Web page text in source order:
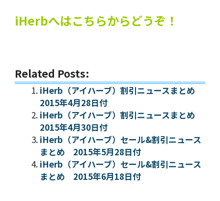
iHerbへはこちらからどうぞ！
Related Posts:
iHerb（アイハーブ）割引ニュースまとめ
2015年4月28日付
iHerb（アイハーブ）割引ニュースまとめ
2015年4月30日付
iHerb（アイハーブ）セール&割引ニュース
まとめ 2015年5月28日付
iHerb（アイハーブ）セール&割引ニュース
まとめ 2015年6月18日付